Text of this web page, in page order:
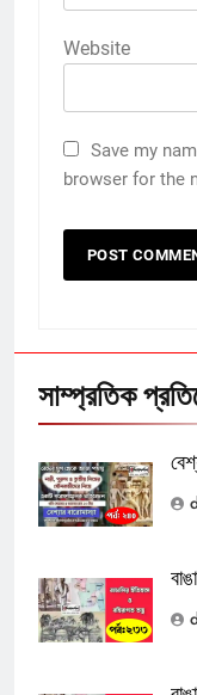
Website
Save my
browser for the
সাম্প্রতিক